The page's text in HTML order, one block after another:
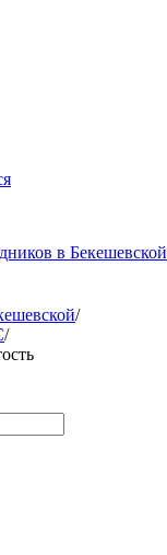
в Бекешевской
/
/